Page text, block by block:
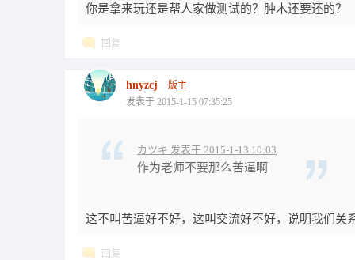
你是拿来玩还是帮人家做测试的？肿木还要还的？
回复
hnyzcj
版主
发表于 2015-1-15 07:35:25
カツキ 发表于 2015-1-13 10:03
作为老师不要那么苦逼啊
这不叫苦逼好不好，这叫交流好不好，说明我们关
回复